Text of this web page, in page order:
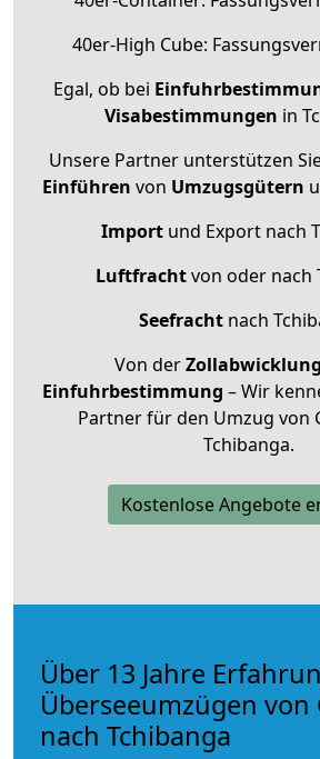
40er-High Cube:
Egal, ob bei
Visabestimmungen in
Unsere Partner unterstützen
Einführen von Umzugsgütern
Importund Export nach
Luftfrachtvon oder nach
Seefrachtnach
Von derZollabwicklung
Einfuhrbestimmung – Wir
Partner für den Umzug von
Tchibanga.
Kostenlose Angebote
Über 13 Jahre
Überseeumzügen von
nach Tchibanga